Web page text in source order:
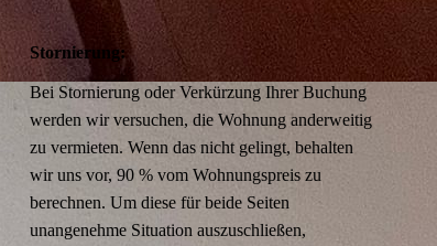
Stornierung:
Bei Stornierung oder Verkürzung Ihrer Buchung
werden wir versuchen, die Wohnung anderweitig
zu vermieten. Wenn das nicht gelingt, behalten
wir uns vor, 90 % vom Wohnungspreis zu
berechnen. Um diese für beide Seiten
unangenehme Situation auszuschließen,